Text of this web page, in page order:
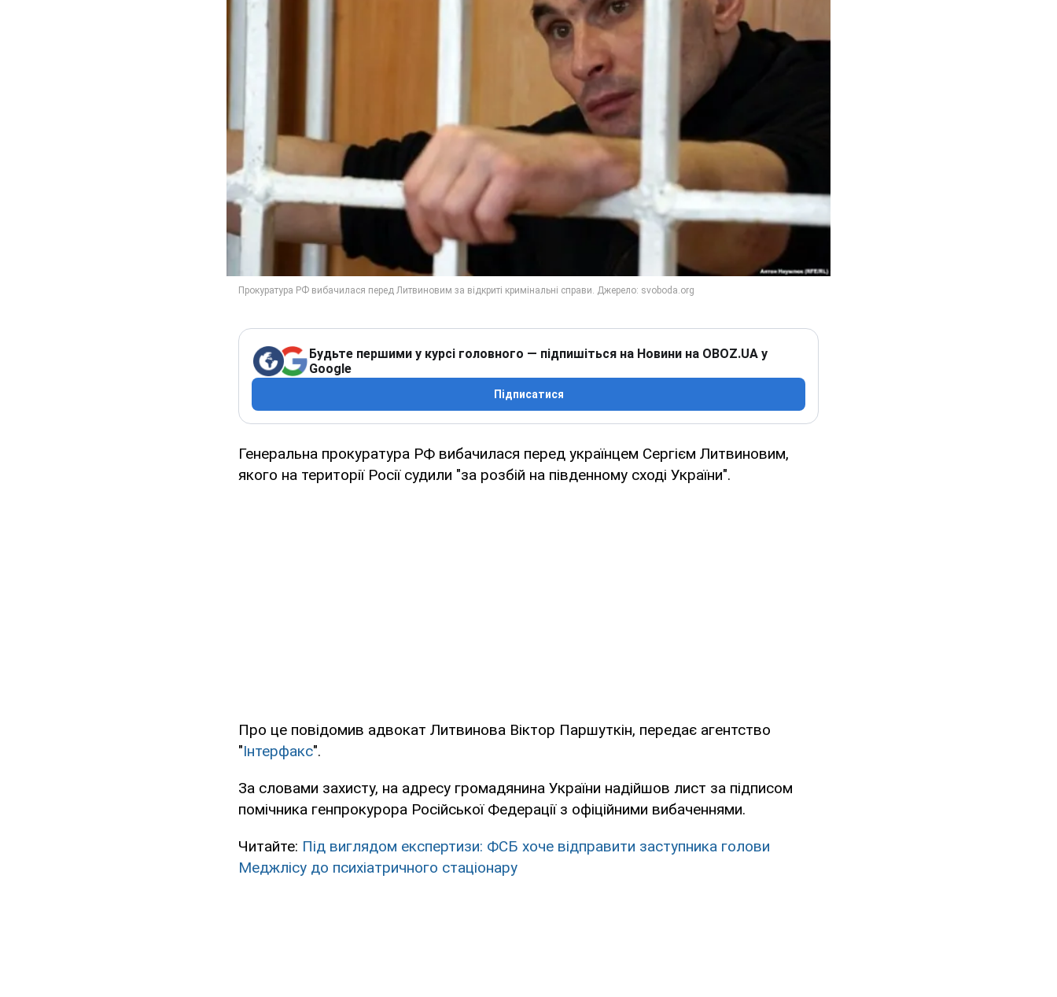
Будьте першими у курсі головного — підпишіться на Новини на OBOZ.UA у
Google
Підписатися
Генеральна прокуратура РФ вибачилася перед українцем Сергієм Литвиновим,
якого на території Росії судили "за розбій на південному сході України".
Про це повідомив адвокат Литвинова Віктор Паршуткін, передає агентство
"Інтерфакс".
За словами захисту, на адресу громадянина України надійшов лист за підписом
помічника генпрокурора Російської Федерації з офіційними вибаченнями.
Читайте: Під виглядом експертизи: ФСБ хоче відправити заступника голови
Меджлісу до психіатричного стаціонару